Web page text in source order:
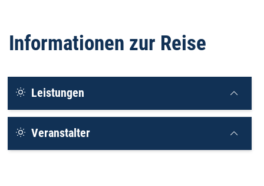
Informationen zur Reise
Leistungen
Veranstalter